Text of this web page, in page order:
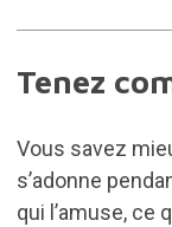
Tenez
Vous savez
s’adonne
qui l’amuse, ce